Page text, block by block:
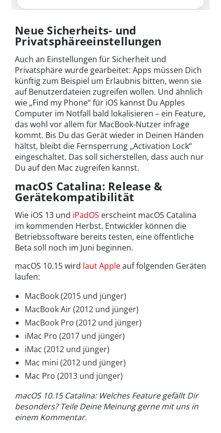
Neue Sicherheits- und
Privatsphäreeinstellungen
Auch an Einstellungen für Sicherheit und
Privatsphäre wurde gearbeitet: Apps müssen Dich
künftig zum Beispiel um Erlaubnis bitten, wenn sie
auf Benutzerdateien zugreifen wollen. Und ähnlich
wie „Find my Phone“ für iOS kannst Du Apples
Computer im Notfall bald lokalisieren – ein Feature,
das wohl vor allem für MacBook-Nutzer infrage
kommt. Bis Du das Gerät wieder in Deinen Händen
hältst, bleibt die Fernsperrung „Activation Lock“
eingeschaltet. Das soll sicherstellen, dass auch nur
Du auf den Mac zugreifen kannst.
macOS Catalina: Release &
Gerätekompatibilität
Wie iOS 13 und iPadOS erscheint macOS Catalina
im kommenden Herbst. Entwickler können die
Betriebssoftware bereits testen, eine öffentliche
Beta soll noch im Juni beginnen.
macOS 10.15 wird laut Appleauf folgenden Geräten
laufen:
MacBook (2015 und jünger)
MacBook Air (2012 und jünger)
MacBook Pro (2012 und jünger)
iMac Pro (2017 und jünger)
iMac (2012 und jünger)
Mac mini (2012 und jünger)
Mac Pro (2013 und jünger)
macOS 10.15 Catalina: Welches Feature gefällt Dir
besonders? Teile Deine Meinung gerne mit uns in
einem Kommentar.